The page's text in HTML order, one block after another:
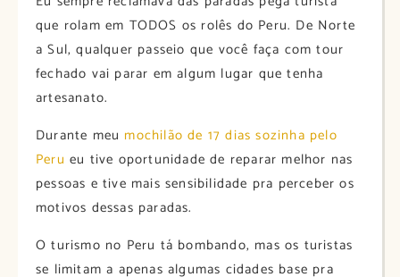
que rolam em TODOS os rolês do Peru. De Norte
a Sul, qualquer passeio que você faça com tour
fechado vai parar em algum lugar que tenha
artesanato.
Durante meu mochilão de 17 dias sozinha pelo
Peru eu tive oportunidade de reparar melhor nas
pessoas e tive mais sensibilidade pra perceber os
motivos dessas paradas.
O turismo no Peru tá bombando, mas os turistas
se limitam a apenas algumas cidades base pra